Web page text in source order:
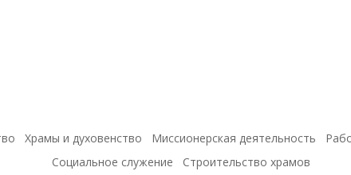
Храмы и духовенство Миссионерская деятельность
Социальное служение
Строительство храмов